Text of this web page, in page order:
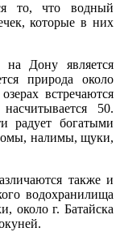
то, что водный
которые в них
Дону является
природа около
встречаются
50.
радует богатыми
налимы, щуки,
также и
водохранилища
около г. Батайска